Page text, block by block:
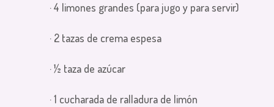
· 4 limones grandes (para jugo y para servir)
· 2 tazas de crema espesa
· ½ taza de azúcar
· 1 cucharada de ralladura de limón